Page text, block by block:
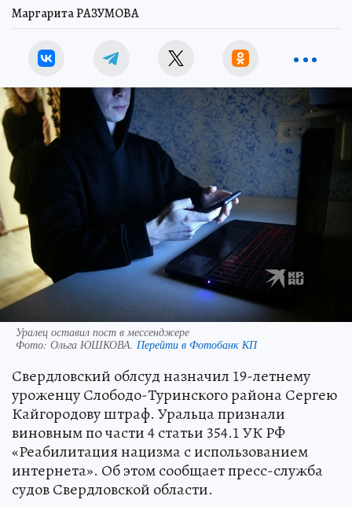
Маргарита РАЗУМОВА
Уралец оставил пост в мессенджере
Фото: Ольга ЮШКОВА. Перейти в Фотобанк КП
Свердловский облсуд назначил 19-летнему
уроженцу Слободо-Туринского района Сергею
Кайгородову штраф. Уральца признали
виновным по части 4 статьи 354.1 УК РФ
«Реабилитация нацизма с использованием
интернета». Об этом сообщает пресс-служба
судов Свердловской области.